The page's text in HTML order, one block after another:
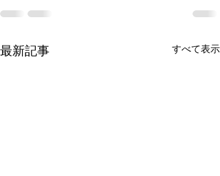
最新記事 すべて表示